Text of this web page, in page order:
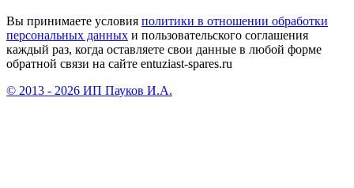
Вы принимаете условия политики в отношении обработки
персональных данных и пользовательского соглашения
каждый раз, когда оставляете свои данные в любой форме
обратной связи на сайте entuziast-spares.ru
© 2013 - 2026 ИП Пауков И.А.